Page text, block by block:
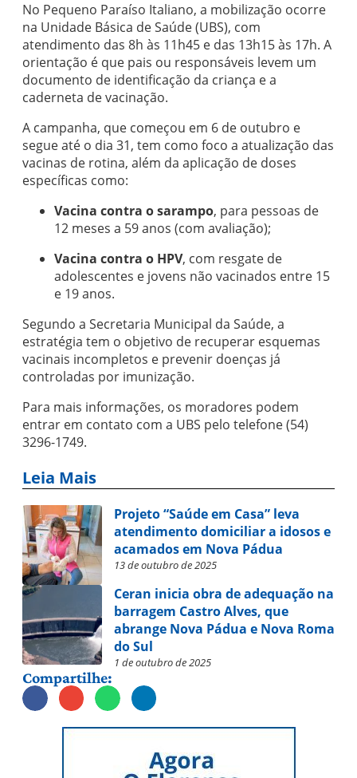
No Pequeno Paraíso Italiano, a mobilização ocorre
na Unidade Básica de Saúde (UBS), com
atendimento das 8h às 11h45 e das 13h15 às 17h. A
orientação é que pais ou responsáveis levem um
documento de identificação da criança e a
caderneta de vacinação.
A campanha, que começou em 6 de outubro e
segue até o dia 31, tem como foco a atualização das
vacinas de rotina, além da aplicação de doses
específicas como:
Vacina contra o sarampo, para pessoas de
12 meses a 59 anos (com avaliação);
Vacina contra o HPV, com resgate de
adolescentes e jovens não vacinados entre 15
e 19 anos.
Segundo a Secretaria Municipal da Saúde, a
estratégia tem o objetivo de recuperar esquemas
vacinais incompletos e prevenir doenças já
controladas por imunização.
Para mais informações, os moradores podem
entrar em contato com a UBS pelo telefone (54)
3296-1749.
Leia Mais
Projeto “Saúde em Casa” leva
atendimento domiciliar a idosos e
acamados em Nova Pádua
13 de outubro de 2025
Ceran inicia obra de adequação na
barragem Castro Alves, que
abrange Nova Pádua e Nova Roma
do Sul
1 de outubro de 2025
Compartilhe: